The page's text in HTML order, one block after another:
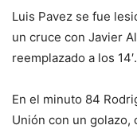
Luis Pavez se fue
un cruce con Javier
reemplazado a los 14′.
En el minuto 84
Unión con un golazo,